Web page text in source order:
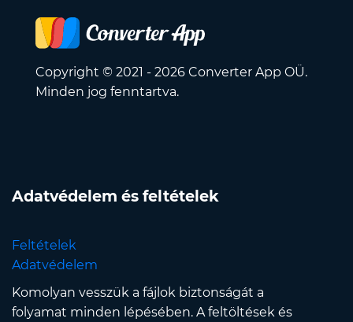
Copyright © 2021 - 2026 Converter App OÜ.
Minden jog fenntartva.
Adatvédelem és feltételek
Feltételek
Adatvédelem
Komolyan vesszük a fájlok biztonságát a
folyamat minden lépésében. A feltöltések és